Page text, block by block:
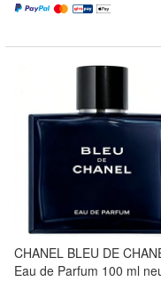
CHANEL BLEU DE
Eau de Parfum 100 ml